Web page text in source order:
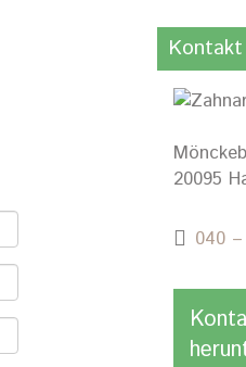
Kontakt
20095
040